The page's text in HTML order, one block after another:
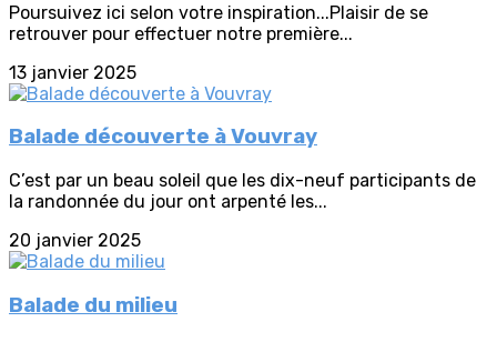
Poursuivez ici selon votre inspiration...Plaisir de se
retrouver pour effectuer notre première...
13 janvier 2025
Balade découverte à Vouvray
C’est par un beau soleil que les dix-neuf participants de
la randonnée du jour ont arpenté les...
20 janvier 2025
Balade du milieu